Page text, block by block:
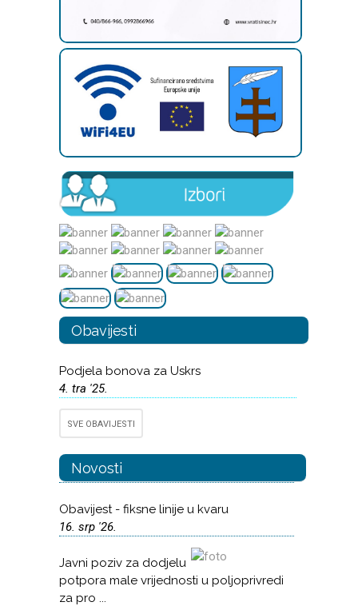
Obavijesti
Podjela bonova za Uskrs
4. tra '25.
SVE OBAVIJESTI
Novosti
Obavijest - fiksne linije u kvaru
16. srp '26.
Javni poziv za dodjelu
potpora male vrijednosti u poljoprivredi
za pro ...